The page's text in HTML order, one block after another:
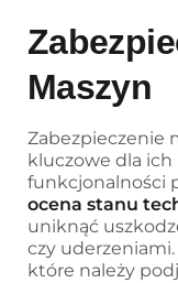
Maszyn
Zabezpieczenie
kluczowe dla
funkcjonalności
ocena stanu
uniknąć
czy
które należy